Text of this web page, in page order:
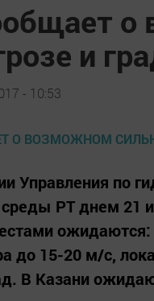
о
и
- 10:53
Управления по
РТ днем 21
до 15-20 м/с,
В Казани